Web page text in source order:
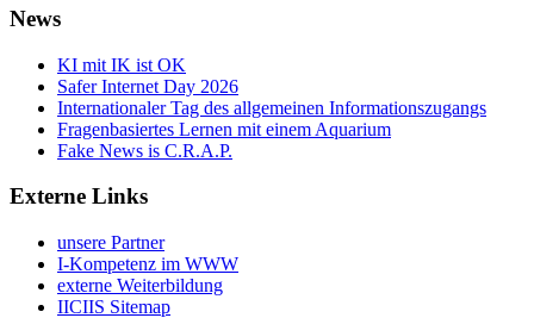
News
KI mit IK ist OK
Safer Internet Day 2026
Internationaler Tag des allgemeinen Informationszugangs
Fragenbasiertes Lernen mit einem Aquarium
Fake News is C.R.A.P.
Externe Links
unsere Partner
I-Kompetenz im WWW
externe Weiterbildung
IICIIS Sitemap